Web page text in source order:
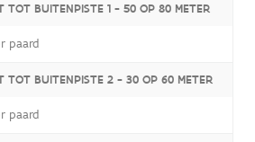
TOT BUITENPISTE 1 - 50 OP 80 METER
paard
TOT BUITENPISTE 2 - 30 OP 60 METER
paard